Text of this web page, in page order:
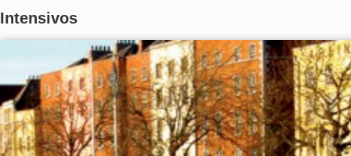
Intensivos